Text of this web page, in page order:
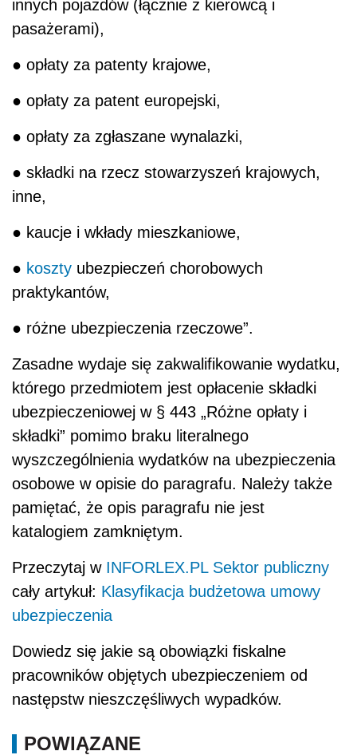
innych pojazdów (łącznie z kierowcą i
pasażerami),
● opłaty za patenty krajowe,
● opłaty za patent europejski,
● opłaty za zgłaszane wynalazki,
● składki na rzecz stowarzyszeń krajowych,
inne,
● kaucje i wkłady mieszkaniowe,
● koszty ubezpieczeń chorobowych
praktykantów,
● różne ubezpieczenia rzeczowe”.
Zasadne wydaje się zakwalifikowanie wydatku,
którego przedmiotem jest opłacenie składki
ubezpieczeniowej w § 443 „Różne opłaty i
składki” pomimo braku literalnego
wyszczególnienia wydatków na ubezpieczenia
osobowe w opisie do paragrafu. Należy także
pamiętać, że opis paragrafu nie jest
katalogiem zamkniętym.
Przeczytaj w INFORLEX.PL Sektor publiczny
cały artykuł: Klasyfikacja budżetowa umowy
ubezpieczenia
Dowiedz się jakie są obowiązki fiskalne
pracowników objętych ubezpieczeniem od
następstw nieszczęśliwych wypadków.
POWIĄZANE